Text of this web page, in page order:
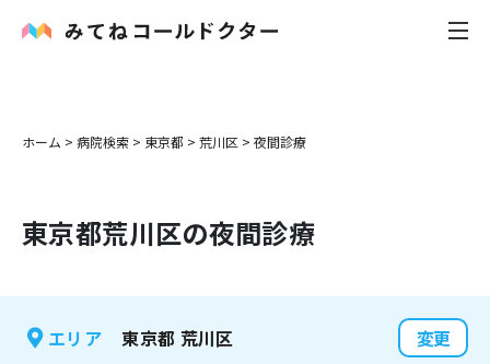
内科
花粉症
感染症
ホーム > 病院検索 > 東京都 > 荒川区 > 夜間診療
東京都荒川区の夜間診療
エリア 東京都 荒川区 変更